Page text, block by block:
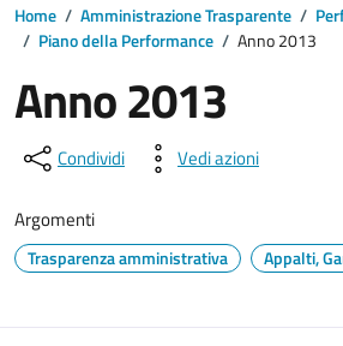
Home / Amministrazione Trasparente /
/ Piano della Performance / Anno 2013
Anno 2013
Condividi Vedi azioni
Argomenti
Trasparenza amministrativa Appalti,